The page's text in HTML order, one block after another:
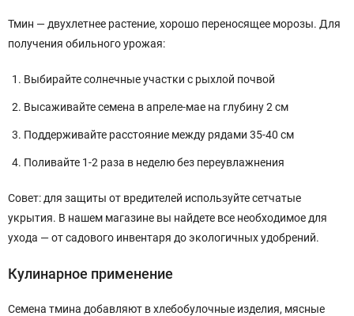
Тмин — двухлетнее растение, хорошо переносящее морозы. Для
получения обильного урожая:
Выбирайте солнечные участки с рыхлой почвой
Высаживайте семена в апреле-мае на глубину 2 см
Поддерживайте расстояние между рядами 35-40 см
Поливайте 1-2 раза в неделю без переувлажнения
Совет: для защиты от вредителей используйте сетчатые
укрытия. В нашем магазине вы найдете все необходимое для
ухода — от садового инвентаря до экологичных удобрений.
Кулинарное применение
Семена тмина добавляют в хлебобулочные изделия, мясные